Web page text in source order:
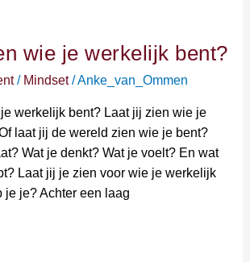
wie je werkelijk bent?
/ Mindset/Anke_van_Ommen
werkelijk bent? Laat jij zien wie je
laat jij de wereld zien wie je bent?
Wat je denkt? Wat je voelt? En wat
Laat jij je zien voor wie je werkelijk
je je? Achter een laag